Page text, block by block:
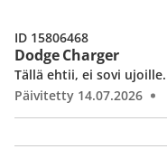
Dodge Charger
Tällä ehtii, ei sovi ujoille.
Päivitetty 14.07.2026
ID 15806468